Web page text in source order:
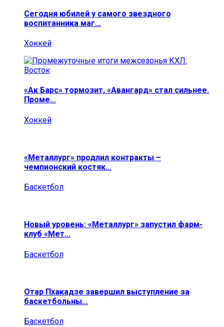
Сегодня юбилей у самого звездного
воспитанника маг…
Хоккей
«Ак Барс» тормозит, «Авангард» стал сильнее.
Проме…
Хоккей
«Металлург» продлил контракты –
чемпионский костяк…
Баскетбол
Новый уровень: «Металлург» запустил фарм-
клуб «Мет…
Баскетбол
Отар Пхакадзе завершил выступление за
баскетбольны…
Баскетбол